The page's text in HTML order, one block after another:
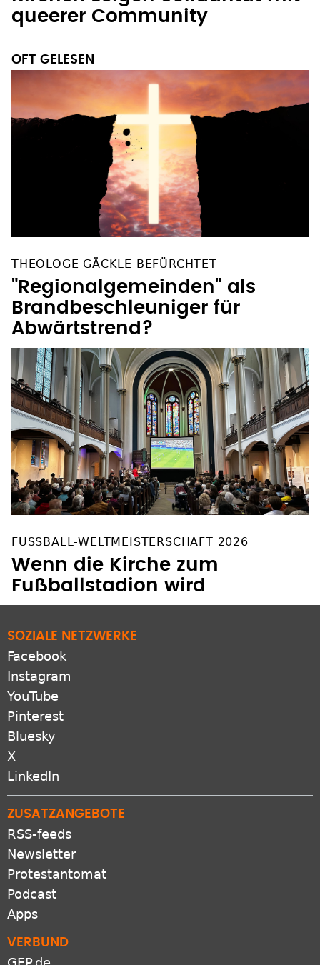
queerer Community
OFT GELESEN
THEOLOGE GÄCKLE BEFÜRCHTET
"Regionalgemeinden" als
Brandbeschleuniger für
Abwärtstrend?
FUSSBALL-WELTMEISTERSCHAFT 2026
Wenn die Kirche zum
Fußballstadion wird
SOZIALE NETZWERKE
Facebook
Instagram
YouTube
Pinterest
Bluesky
X
LinkedIn
ZUSATZANGEBOTE
RSS-feeds
Newsletter
Protestantomat
Podcast
Apps
VERBUND